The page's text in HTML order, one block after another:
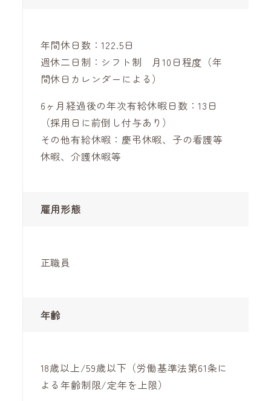
年間休日数：122.5日
週休二日制：シフト制 月10日程度（年
間休日カレンダーによる）
6ヶ月経過後の年次有給休暇日数：13日
（採用日に前倒し付与あり）
その他有給休暇：慶弔休暇、子の看護等
休暇、介護休暇等
雇用形態
正職員
年齢
18歳以上/59歳以下（労働基準法第61条に
よる年齢制限/定年を上限）